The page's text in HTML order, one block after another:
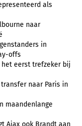
als
naar
in
offs
het eerst trefzeker bij
naar Paris in
maandenlange
Ajax ook Brandt aan